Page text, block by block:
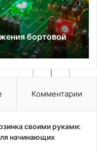
бортовой
Комментарии
своими руками:
начинающих